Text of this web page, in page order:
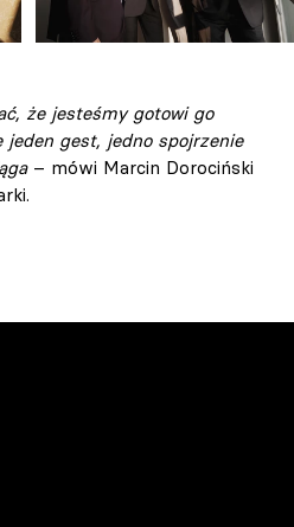
że jesteśmy gotowi go
gest, jedno spojrzenie
– mówi Marcin Dorociński